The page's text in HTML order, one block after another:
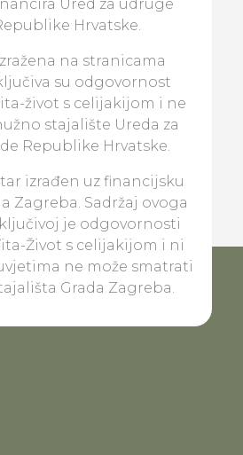
Ured za udruge
Hrvatske.
na stranicama
su odgovornost
život s celijakijom i ne
stajalište Ureda za
Republike Hrvatske.
izrađen uz financijsku
Zagreba. Sadržaj ovoga
je odgovornosti
Život s celijakijom i ni
ne može smatrati
Grada Zagreba.